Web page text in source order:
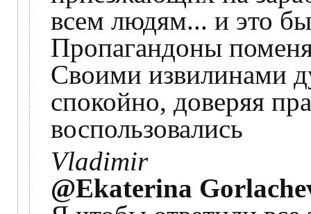
всем людям... и это
Пропагандоны
Своими извилинами
спокойно, доверяя
воспользовались
Vladimir
@Ekaterina